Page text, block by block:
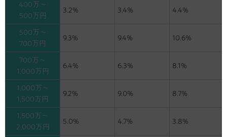
400万～
500万円
3.2% 3.4% 4.4%
500万～
700万円
9.3% 9.4% 10.6%
700万～
1,000万円
6.4% 6.3% 8.1%
1,000万～
1,500万円
9.2% 9.0% 8.7%
1,500万～
2,000万円
5.0% 4.7% 3.8%